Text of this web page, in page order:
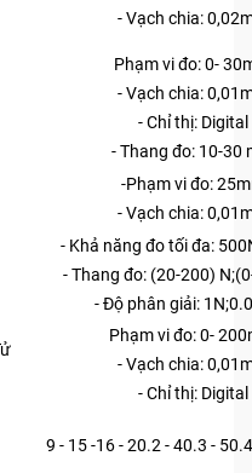
- Vạch chia:
Phạm vi đo: 0-
- Vạch chia:
- Chỉ thị: Digital
- Thang đo: 10-30
-Phạm vi đo:
- Vạch chia:
- Khả năng đo tối đa:
- Thang đo: (20-200)
- Độ phân giải:
Phạm vi đo: 0-
- Vạch chia:
- Chỉ thị: Digital
9 - 15 -16 - 20.2 - 40.3 -